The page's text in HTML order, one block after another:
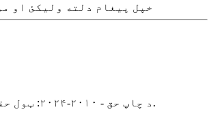
خپل پیغام دلته ولیکئ او
© د چاپ حق - ۲۰۱۰-۲۰۲۴: ټول حقونه خوندي دي.